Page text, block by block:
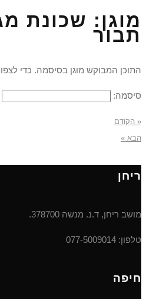
מוגן: שכונת
תבור
התוכן המבוקש מוגן בסיסמה. כדי
סיסמה:
« הקודם
הבא »
ריחן
מושב ריחן, ד.נ. מנשה 378700.
טלפון: 077-5009014
חיפה